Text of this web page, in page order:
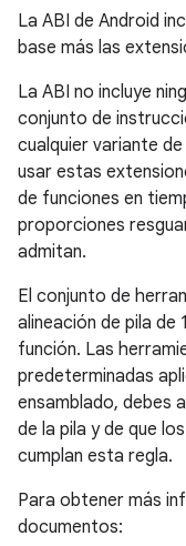
La ABI de Android
base más las
La ABI no incluye
conjunto de
cualquier variante
usar estas
de funciones en
proporciones
admitan.
El conjunto de
alineación de pila de
función. Las
predeterminadas
ensamblado, debes
de la pila y de que
cumplan esta regla.
Para obtener más
documentos: